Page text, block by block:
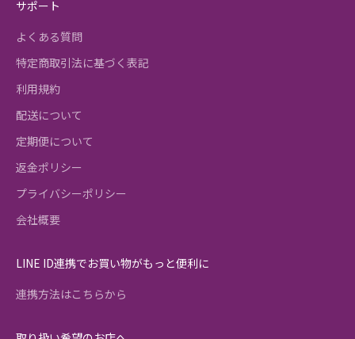
サポート
よくある質問
特定商取引法に基づく表記
利用規約
配送について
定期便について
返金ポリシー
プライバシーポリシー
会社概要
LINE ID連携でお買い物がもっと便利に
連携方法はこちらから